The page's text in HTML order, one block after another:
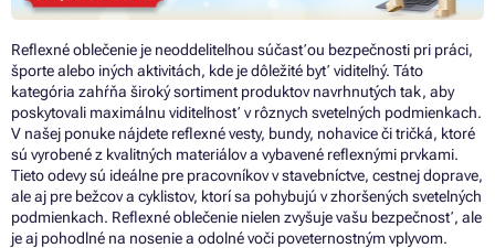
Reflexné oblečenie je neoddeliteľnou súčasťou bezpečnosti pri práci,
športe alebo iných aktivitách, kde je dôležité byť viditeľný. Táto
kategória zahŕňa široký sortiment produktov navrhnutých tak, aby
poskytovali maximálnu viditeľnosť v rôznych svetelných podmienkach.
V našej ponuke nájdete reflexné vesty, bundy, nohavice či tričká, ktoré
sú vyrobené z kvalitných materiálov a vybavené reflexnými prvkami.
Tieto odevy sú ideálne pre pracovníkov v stavebníctve, cestnej doprave,
ale aj pre bežcov a cyklistov, ktorí sa pohybujú v zhoršených svetelných
podmienkach. Reflexné oblečenie nielen zvyšuje vašu bezpečnosť, ale
je aj pohodlné na nosenie a odolné voči poveternostným vplyvom.